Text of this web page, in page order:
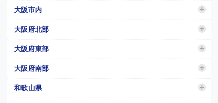
大阪市内
大阪府北部
大阪府東部
大阪府南部
和歌山県